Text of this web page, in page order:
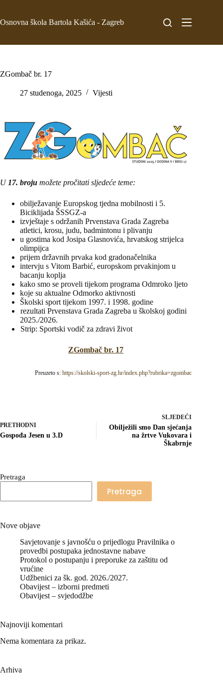
Osnovna škola Bartola Kašića - Zagreb
ZGombač br. 17
27 studenoga, 2025 Vijesti
U 17. broju možete pročitati sljedeće teme:
obilježavanje Europskog tjedna mobilnosti i 5.
Biciklijada ŠSSGZ-a
izvještaje s održanih Prvenstava Grada Zagreba
atletici, krosu, judu, badmintonu i plivanju
u gostima kod Josipa Glasnovića, hrvatskog strijelca
olimpijca
prijem državnih prvaka kod gradonačelnika
intervju s Vitom Barbić, europskom prvakinjom u
bacanju koplja
kako smo se proveli tijekom programa Odmroko ljeto
koje su aktualne Odmorko aktivnosti
Školski sport tijekom 1997. i 1998. godine
rezultati Prvenstava Grada Zagreba u školskoj godini
2025./2026.
Strip: Sportski vodič za zdravi život
ZGombač br. 17
Preuzeto s:https://skolski-sport-zg.hr/index.php?rubrika=zgombac
PRETHODNI
Gospođa Jesen u 3.D
SLJEDEĆI
Obilježili smo Dan sjećanja
na žrtve Vukovara i
Škabrnje
Pretraga
Pretraga
Nove objave
Savjetovanje s javnošću o prijedlogu Pravilnika o
provedbi postupaka jednostavne nabave
Protokol o postupanju i preporuke za zaštitu od
vrućine
Udžbenici za šk. god. 2026./2027.
Obavijest – izborni predmeti
Obavijest – svjedodžbe
Najnoviji komentari
Nema komentara za prikaz.
Arhiva